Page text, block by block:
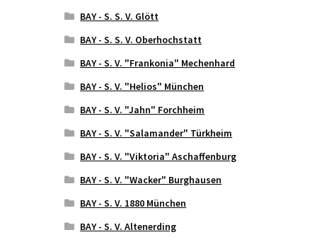
BAY - S. S. V. Glött
BAY - S. S. V. Oberhochstatt
BAY - S. V. "Frankonia" Mechenhard
BAY - S. V. "Helios" München
BAY - S. V. "Jahn" Forchheim
BAY - S. V. "Salamander" Türkheim
BAY - S. V. "Viktoria" Aschaffenburg
BAY - S. V. "Wacker" Burghausen
BAY - S. V. 1880 München
BAY - S. V. Altenerding